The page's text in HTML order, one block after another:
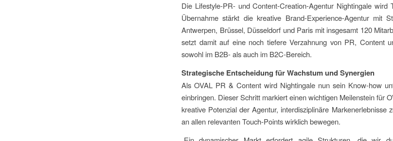
Die Lifestyle-PR- und Content-Creation-Agentur Nightingale wird
Übernahme stärkt die kreative Brand-Experience-Agentur mit
Antwerpen, Brüssel, Düsseldorf und Paris mit insgesamt 120
setzt damit auf eine noch tiefere Verzahnung von PR, Content
sowohl im B2B- als auch im B2C-Bereich.
Strategische Entscheidung für Wachstum und Synergien
Als OVAL PR & Content wird Nightingale nun sein Know-how
einbringen. Dieser Schritt markiert einen wichtigen Meilenstein für
kreative Potenzial der Agentur, interdisziplinäre Markenerlebnisse
an allen relevanten Touch-Points wirklich bewegen.